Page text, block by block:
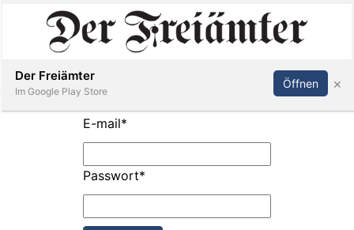
Inserieren Abonnieren Anmelden
E-mail*
Passwort*
Der Freiämter
Im Google Play Store
Öffnen ×